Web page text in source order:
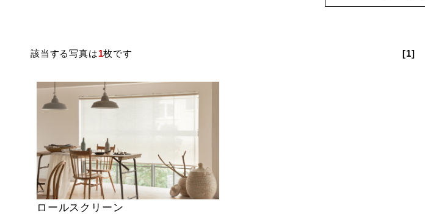
該当する写真は1枚です [1]
ロールスクリーン